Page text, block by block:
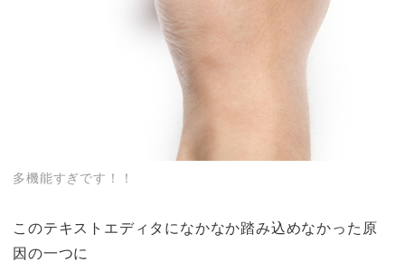
多機能すぎです！！
このテキストエディタになかなか踏み込めなかった原
因の一つに